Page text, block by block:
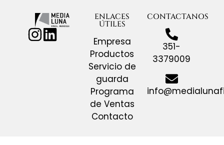
ENLACES
ÚTILES
Empresa
Productos
Servicio de
guarda
Programa
de Ventas
Contacto
CONTACTANOS
351-
3379009